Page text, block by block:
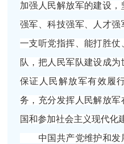
加强人民解放军的建设
强军、科技强军、人才强
一支听党指挥、能打胜仗
队，把人民军队建设成
保证人民解放军有效履
务，充分发挥人民解放军
国和参加社会主义现代化
中国共产党维护和发